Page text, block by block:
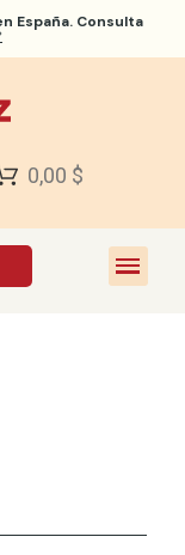
España. Consulta
0,00 $